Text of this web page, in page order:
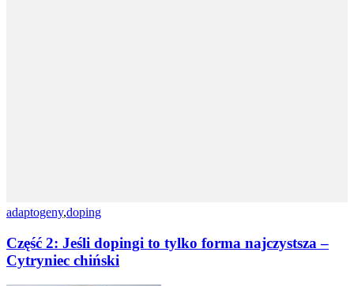
adaptogeny,doping
Część 2: Jeśli dopingi to tylko forma najczystsza –
Cytryniec chiński